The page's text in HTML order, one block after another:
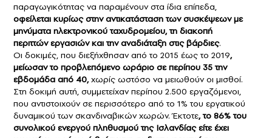
παραγωγικότητας να παραμένουν στα ίδια επίπεδα,
οφείλεται κυρίως στην αντικατάσταση των συσκέψεων με
μηνύματα ηλεκτρονικού ταχυδρομείου, τη διακοπή
περιττών εργασιών και την αναδιάταξη στις βάρδιες.
Οι δοκιμές, που διεξήχθησαν από το 2015 έως το 2019,
μείωσαν το προβλεπόμενο ωράριο σε περίπου 35 την
εβδομάδα από 40,χωρίς ωστόσο να μειωθούν οι μισθοί.
Στη δοκιμή αυτή, συμμετείχαν περίπου 2.500 εργαζόμενοι,
που αντιστοιχούν σε περισσότερο από το 1% του εργατικού
δυναμικού των σκανδιναβικών χωρών. Έκτοτε, το 86% του
συνολικού ενεργού πληθυσμού της Ισλανδίας είτε έχει